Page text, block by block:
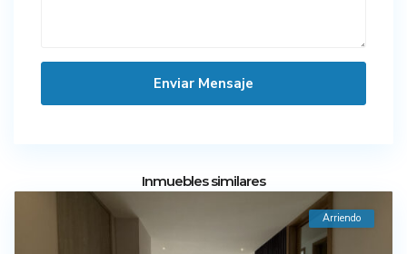
Inmuebles similares
Arriendo